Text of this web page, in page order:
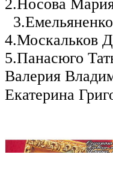
2.Носова
4.Москальков
5.Панасюго
Валерия
Екатерина